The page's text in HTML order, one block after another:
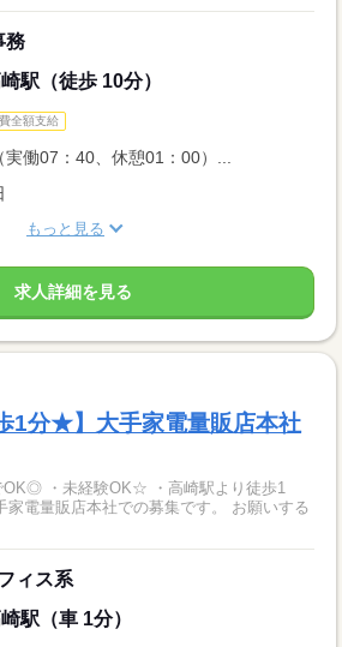
務
駅（徒歩 10分）
全額支給
働07：40、休憩01：00）...
もっと見る
求人詳細を見る
1分★】大手家電量販店本社
OK◎ ・未経験OK☆ ・高崎駅より徒歩1
ィス系
駅（車 1分）